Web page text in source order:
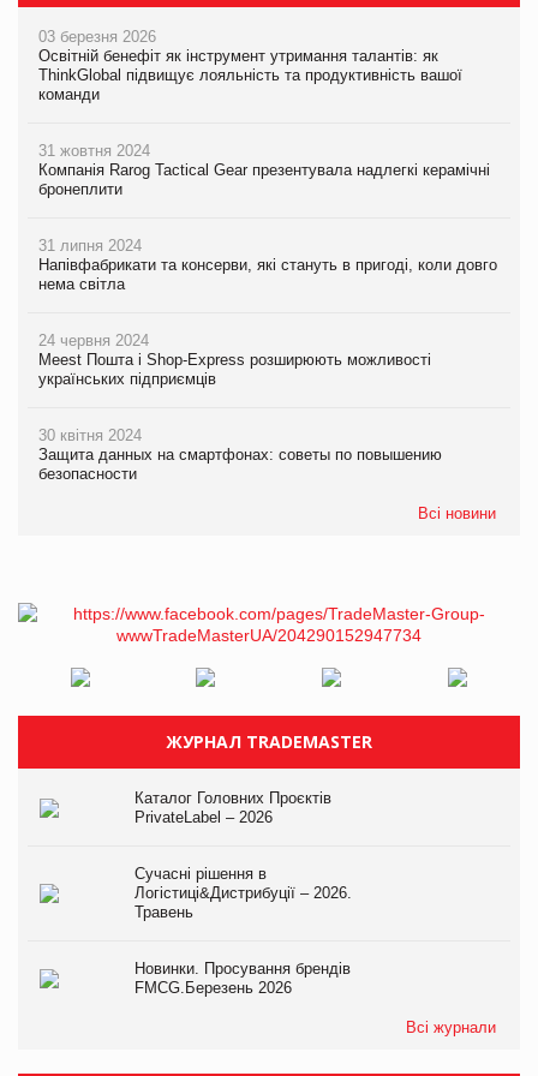
03 березня 2026
Освітній бенефіт як інструмент утримання талантів: як
ThinkGlobal підвищує лояльність та продуктивність вашої
команди
31 жовтня 2024
Компанія Rarog Tactical Gear презентувала надлегкі керамічні
бронеплити
31 липня 2024
Напівфабрикати та консерви, які стануть в пригоді, коли довго
нема світла
24 червня 2024
Meest Пошта і Shop-Express розширюють можливості
українських підприємців
30 квітня 2024
Защита данных на смартфонах: советы по повышению
безопасности
Всі новини
ЖУРНАЛ TRADEMASTER
Каталог Головних Проєктів
PrivateLabel – 2026
Сучасні рішення в
Логістиці&Дистрибуції – 2026.
Травень
Новинки. Просування брендів
FMCG.Березень 2026
Всі журнали